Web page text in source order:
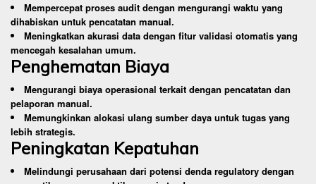
Mempercepat proses audit dengan mengurangi waktu yang
dihabiskan untuk pencatatan manual.
Meningkatkan akurasi data dengan fitur validasi otomatis yang
mencegah kesalahan umum.
Penghematan Biaya
Mengurangi biaya operasional terkait dengan pencatatan dan
pelaporan manual.
Memungkinkan alokasi ulang sumber daya untuk tugas yang
lebih strategis.
Peningkatan Kepatuhan
Melindungi perusahaan dari potensi denda regulatory dengan